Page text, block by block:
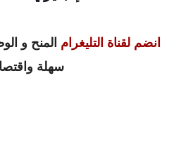
انضم لقناة التليغرام المنح و
سهلة